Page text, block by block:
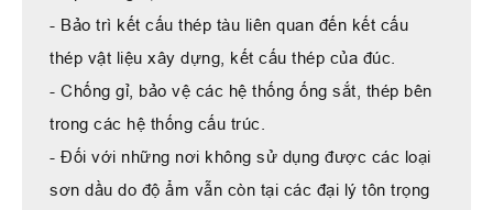
- Bảo trì kết cấu thép tàu liên quan đến kết cấu
thép vật liệu xây dựng, kết cấu thép của đúc.
- Chống gỉ, bảo vệ các hệ thống ống sắt, thép bên
trong các hệ thống cấu trúc.
- Đối với những nơi không sử dụng được các loại
sơn dầu do độ ẩm vẫn còn tại các đại lý tôn trọng